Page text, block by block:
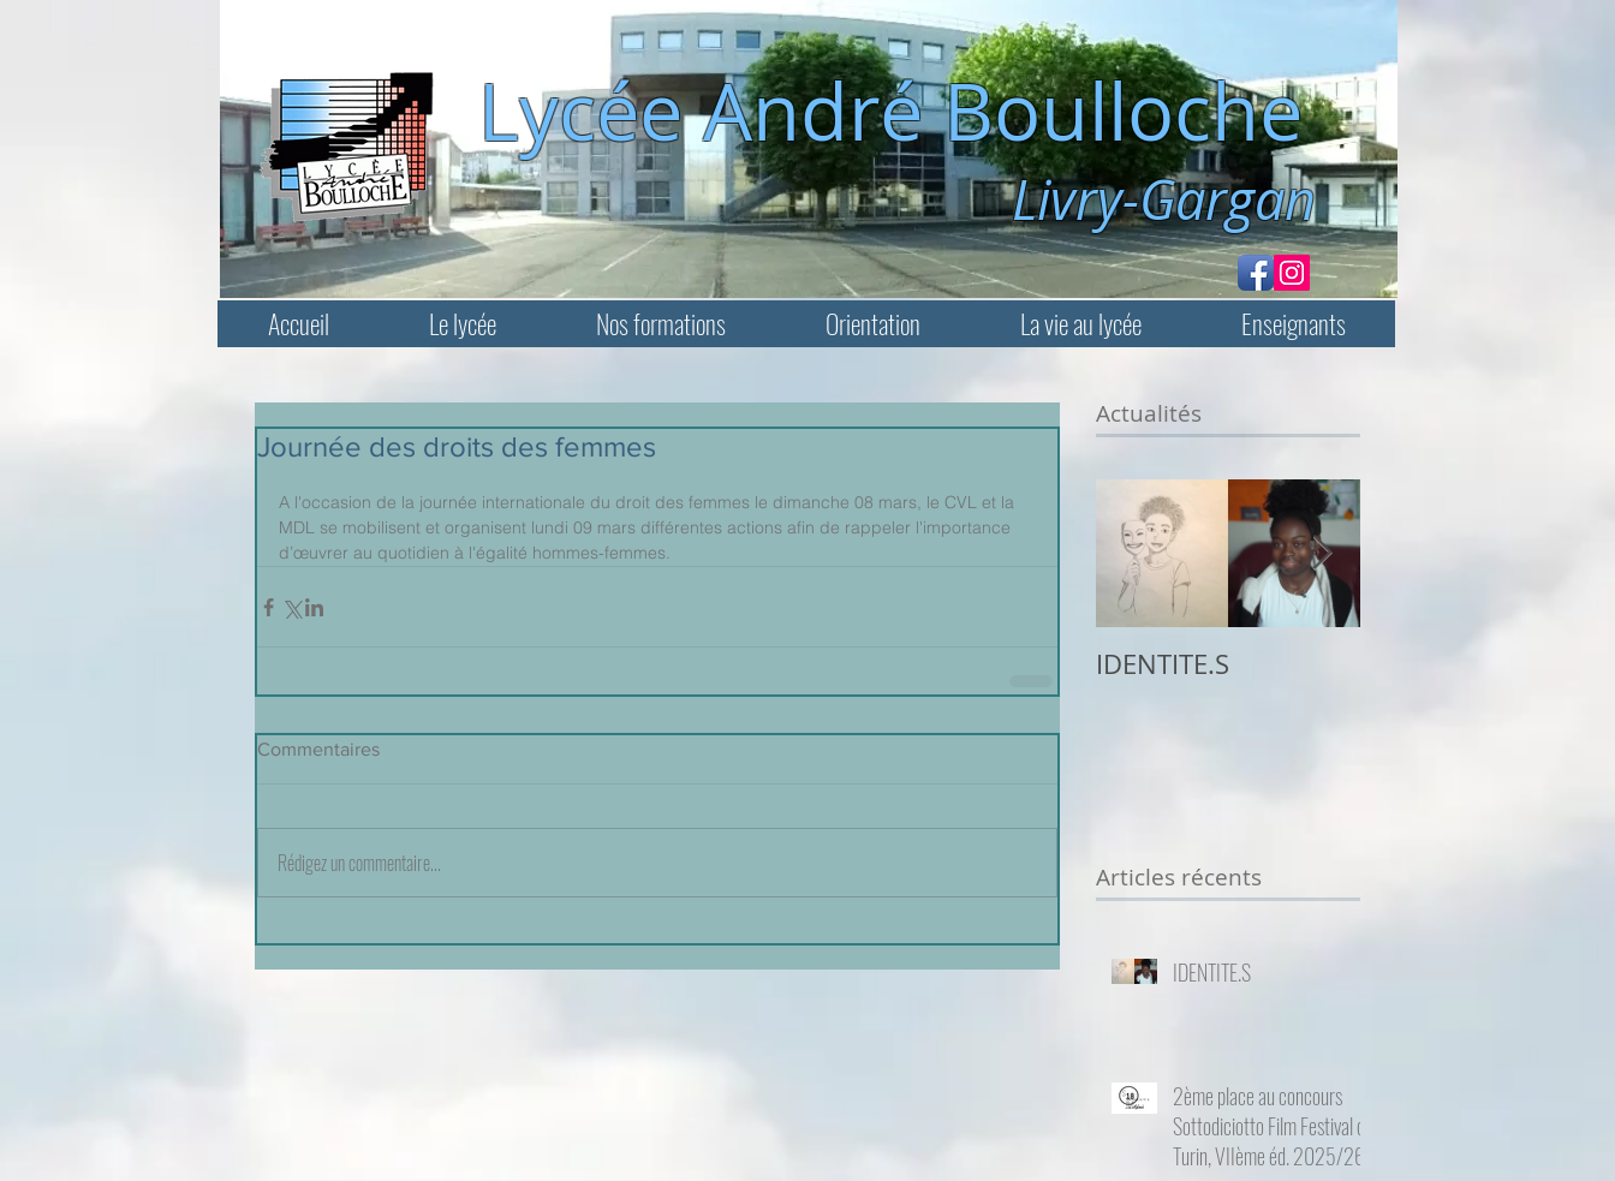
Lycée André Boulloche
Livry-Gargan
Accueil Le lycée Nos formations Orientation La vie au lycée Enseignants
Journée des droits des femmes
A l'occasion de la journée internationale du droit des femmes le dimanche 08 mars, le CVL et la
MDL se mobilisent et organisent lundi 09 mars différentes actions afin de rappeler l'importance
d’œuvrer au quotidien à l'égalité hommes-femmes.
Commentaires
Rédigez un commentaire...
Actualités
IDENTITE.S
Articles récents
IDENTITE.S
2ème place au concours
Sottodiciotto Film Festival de
Turin, VIIème éd. 2025/26